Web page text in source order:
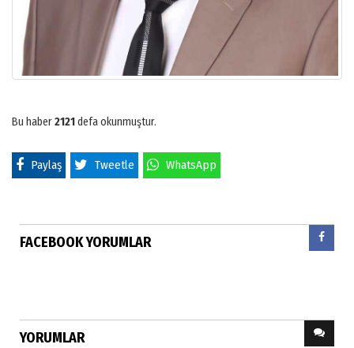
Bu haber2121defa okunmuştur.
Paylaş Tweetle WhatsApp
FACEBOOK YORUMLAR
YORUMLAR